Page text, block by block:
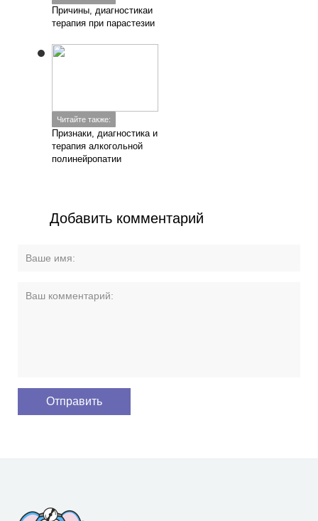
Причины, диагностикаи
терапия при парастезии
Читайте также:
Признаки, диагностика и
терапия алкогольной
полинейропатии
Добавить комментарий